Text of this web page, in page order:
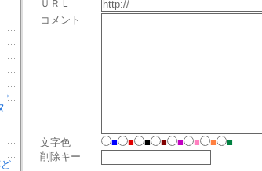
→
ＵＲＬ
コメント
文字色 ■ ■ ■ ■ ■ ■ ■
■
削除キー